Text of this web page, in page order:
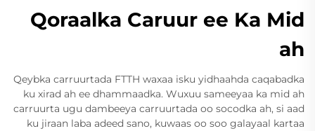
Qoraalka Caruur ee Ka Mid
ah
Qeybka carruurtada FTTH waxaa isku yidhaahda caqabadka
ku xirad ah ee dhammaadka. Wuxuu sameeyaa ka mid ah
carruurta ugu dambeeya carruurtada oo socodka ah, si aad
ku jiraan laba adeed sano, kuwaas oo soo galayaal kartaa